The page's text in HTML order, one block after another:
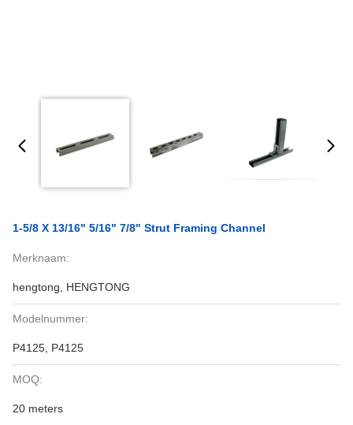
1-5/8 X 13/16" 5/16" 7/8" Strut Framing Channel
Merknaam:
hengtong, HENGTONG
Modelnummer:
P4125, P4125
MOQ:
20 meters